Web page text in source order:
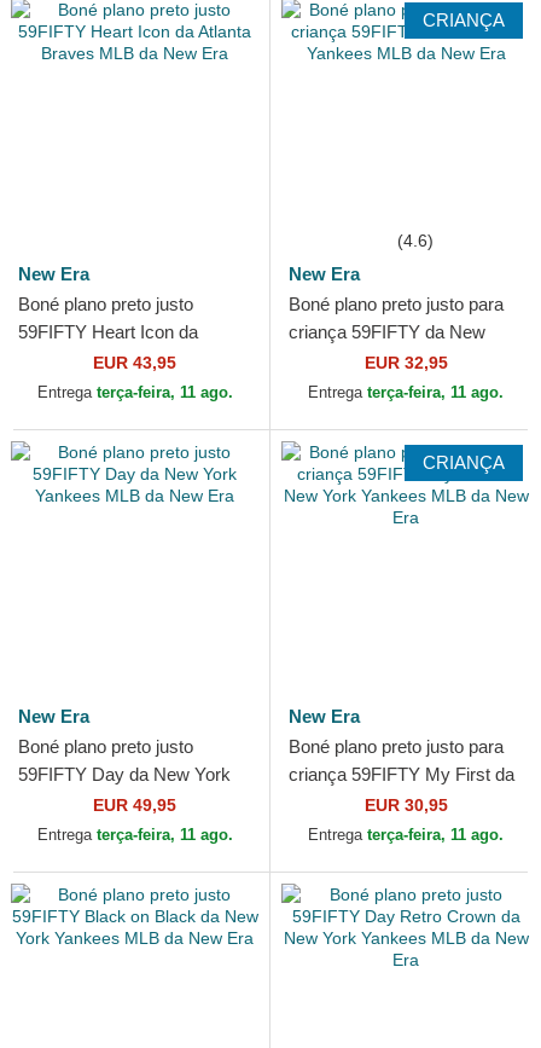
New Era
Boné plano preto justo
59FIFTY Heart Icon da
Atlanta Braves MLB da New
Era
EUR 43,95
Entrega terça-feira, 11 ago.
CRIANÇA
(4.6)
New Era
Boné plano preto justo para
criança 59FIFTY da New
York Yankees MLB da New
Era
EUR 32,95
Entrega terça-feira, 11 ago.
New Era
Boné plano preto justo
59FIFTY Day da New York
Yankees MLB da New Era
EUR 49,95
Entrega terça-feira, 11 ago.
CRIANÇA
New Era
Boné plano preto justo para
criança 59FIFTY My First da
New York Yankees MLB da
New Era
EUR 30,95
Entrega terça-feira, 11 ago.